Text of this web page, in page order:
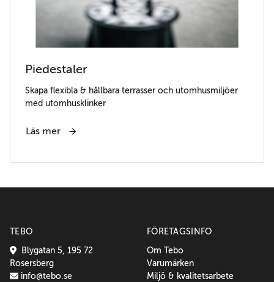
Piedestaler
Skapa flexibla & hållbara terrasser och utomhusmiljöer
med utomhusklinker
Läs mer
TEBO
Blygatan 5, 195 72
Rosersberg
info@tebo.se
FÖRETAGSINFO
Om Tebo
Varumärken
Miljö & kvalitetsarbete